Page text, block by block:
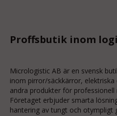
Proffsbutik inom
Micrologistic AB är en svensk
inom pirror/säckkärror,
andra produkter för
Företaget erbjuder smarta
hantering av tungt och otympligt